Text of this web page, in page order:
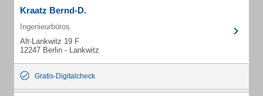
Kraatz Bernd-D.
Ingenieurbüros
Alt-Lankwitz 19 F
12247 Berlin - Lankwitz
Gratis-Digitalcheck